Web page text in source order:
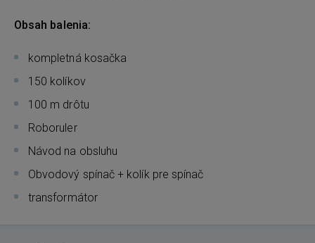
Obsah balenia:
kompletná kosačka
150 kolíkov
100 m drôtu
Roboruler
Návod na obsluhu
Obvodový spínač + kolík pre spínač
transformátor